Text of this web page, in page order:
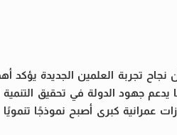
نجاح تجربة العلمين الجديدة يؤكد
يدعم جهود الدولة في تحقيق التنمية
عمرانية كبرى أصبح نموذجًا